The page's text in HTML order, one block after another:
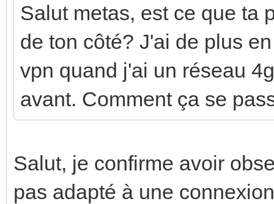
Salut metas, est ce que ta
de ton côté? J'ai de plus
vpn quand j'ai un réseau
avant. Comment ça se
Salut, je confirme avoir
pas adapté à une